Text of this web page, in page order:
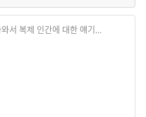
서 복제 인간에 대한 얘기...